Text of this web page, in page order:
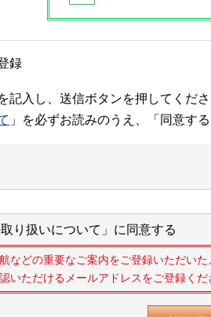
録
記入し、送信ボタンを押してくださ
」を必ずお読みのうえ、「同意す
り扱いについて」に同意する
などの重要なご案内をご登録いただいた
いただけるメールアドレスをご登録くだ